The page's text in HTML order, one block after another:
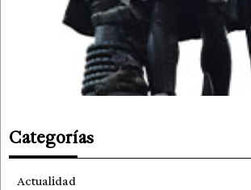
Categorías
Actualidad